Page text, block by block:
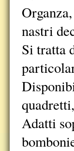
nastri
Si tratta
Adatti